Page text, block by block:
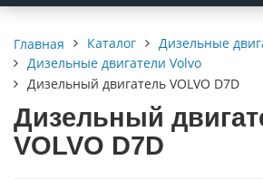
Главная Каталог
Дизельные
Дизельные двигатели Volvo
Дизельный двигатель VOLVO D7D
Дизельный
VOLVO D7D